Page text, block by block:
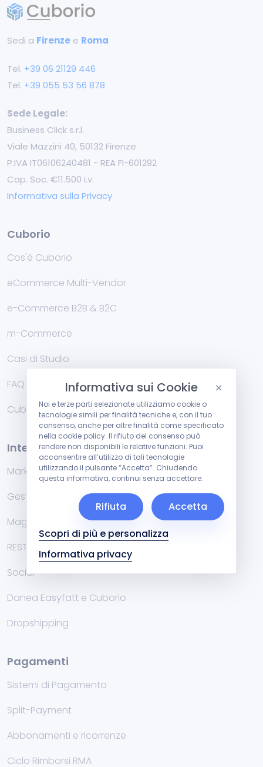
Sedi a Firenze e Roma
Tel. +39 ‭06 21129 446‬
Tel. +39 055 53 56 878
Sede Legale:
Business Click s.r.l.
Viale Mazzini 40, 50132 Firenze
P.IVA IT06106240481 - REA FI-601292
Cap. Soc. €11.500 i.v.
Informativa sulla Privacy
Cuborio
Cos'è Cuborio
eCommerce Multi-Vendor
e-Commerce B2B & B2C
m-Commerce
Casi di Studio
FAQ
Cublog
Integrazioni
Marketplace
Gestionali di fatturazione
Magazzino
RESTFul API
Social
Danea Easyfatt e Cuborio
Dropshipping
Pagamenti
Sistemi di Pagamento
Split-Payment
Abbonamenti e ricorrenze
Ciclo Rimborsi RMA
Informativa sui Cookie
Noi e terze parti selezionate utilizziamo cookie o
tecnologie simili per finalità tecniche e, con il tuo
consenso, anche per altre finalità come specificato
nella cookie policy. Il rifiuto del consenso può
rendere non disponibili le relative funzioni. Puoi
acconsentire all’utilizzo di tali tecnologie
utilizzando il pulsante “Accetta”. Chiudendo
questa informativa, continui senza accettare.
Scopri di più e personalizza
Informativa privacy
Rifiuta Accetta